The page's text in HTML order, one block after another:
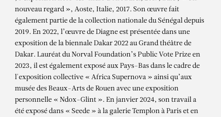
ALIOUNE DIAGNE
Bokk – Bounds
nouveau regard », Aoste, Italie, 2017. Son œuvre fait
également partie de la collection nationale du Sénégal depuis
2019. En 2022, l’œuvre de Diagne est présentée dans une
exposition de la biennale Dakar 2022 au Grand théâtre de
Dakar. Lauréat du Norval Foundation’s Public Vote Prize en
2023, il est également exposé aux Pays-Bas dans le cadre de
l'exposition collective « Africa Supernova » ainsi qu’aux
musée des Beaux-Arts de Rouen avec une exposition
personnelle « Ndox-Glint ». En janvier 2024, son travail a
été exposé dans « Seede » à la galerie Templon à Paris et en